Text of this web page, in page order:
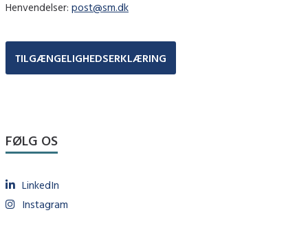
Henvendelser: post@sm.dk
TILGÆNGELIGHEDSERKLÆRING
FØLG OS
LinkedIn
Instagram